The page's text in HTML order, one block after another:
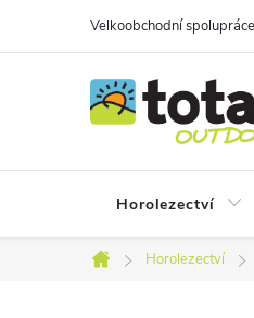
Velkoobchodní spolupráce
Horolezectví
Domů
Horolezectví